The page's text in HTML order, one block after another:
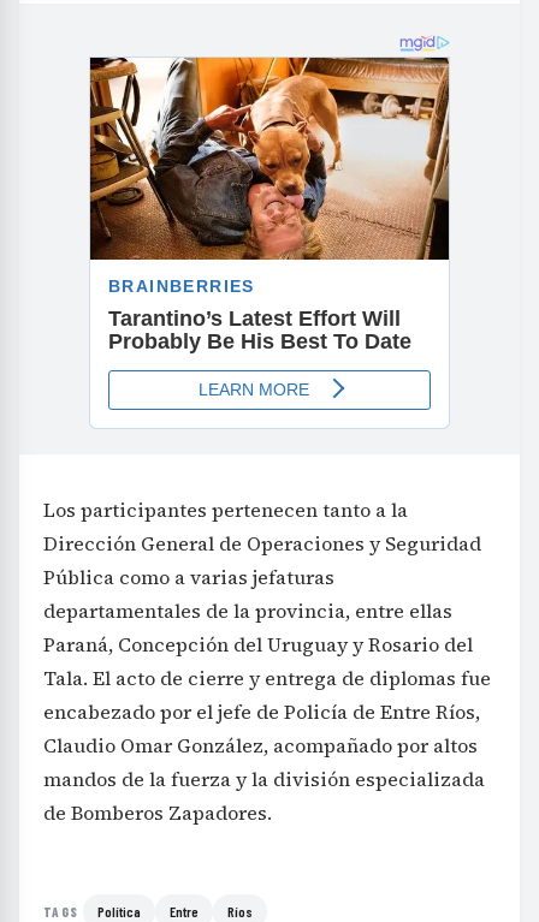
Los participantes pertenecen tanto a la
Dirección General de Operaciones y Seguridad
Pública como a varias jefaturas
departamentales de la provincia, entre ellas
Paraná, Concepción del Uruguay y Rosario del
Tala. El acto de cierre y entrega de diplomas fue
encabezado por el jefe de Policía de Entre Ríos,
Claudio Omar González, acompañado por altos
mandos de la fuerza y la división especializada
de Bomberos Zapadores.
TAGS Política Entre Ríos